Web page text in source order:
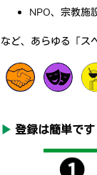
NPO、宗教施
など、あらゆる「ス
▶︎ 登録は簡単です